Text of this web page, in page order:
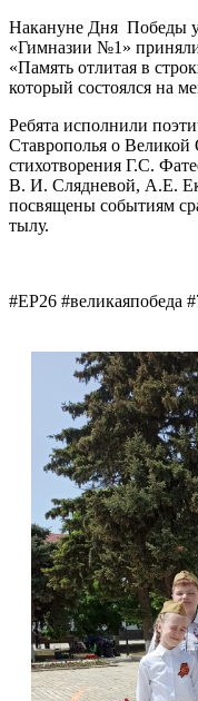
Накануне Дня​ ​ Победы
«Гимназии №1»
«Память отлитая в
который состоялся на
Ребята исполнили
Ставрополья о Великой
стихотворения Г.С.
В. И. Слядневой, А.Е.
посвящены событиям
тылу.
#ЕР26​ #великаяпобеда​